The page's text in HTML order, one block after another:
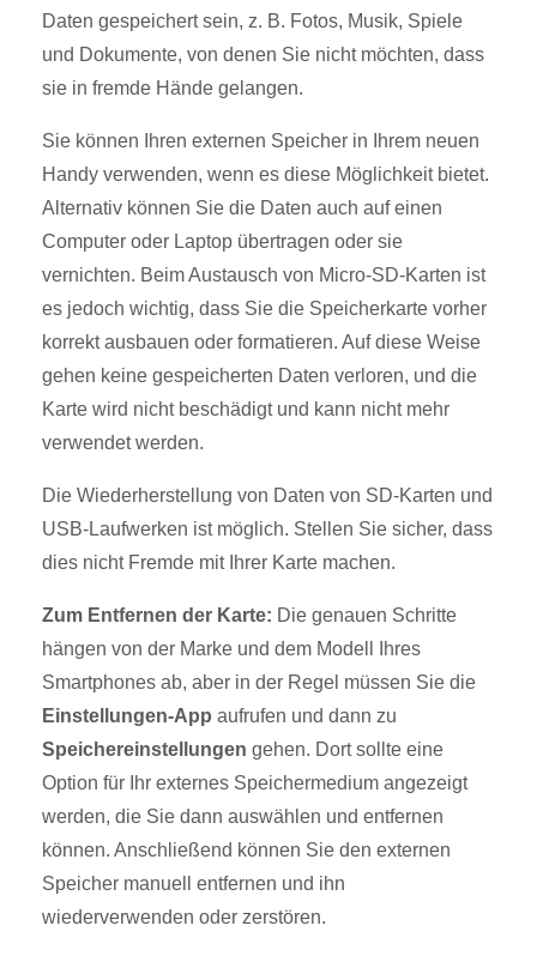
Daten gespeichert sein, z. B. Fotos, Musik, Spiele
und Dokumente, von denen Sie nicht möchten, dass
sie in fremde Hände gelangen.
Sie können Ihren externen Speicher in Ihrem neuen
Handy verwenden, wenn es diese Möglichkeit bietet.
Alternativ können Sie die Daten auch auf einen
Computer oder Laptop übertragen oder sie
vernichten. Beim Austausch von Micro-SD-Karten ist
es jedoch wichtig, dass Sie die Speicherkarte vorher
korrekt ausbauen oder formatieren. Auf diese Weise
gehen keine gespeicherten Daten verloren, und die
Karte wird nicht beschädigt und kann nicht mehr
verwendet werden.
Die Wiederherstellung von Daten von SD-Karten und
USB-Laufwerken ist möglich. Stellen Sie sicher, dass
dies nicht Fremde mit Ihrer Karte machen.
Zum Entfernen der Karte: Die genauen Schritte
hängen von der Marke und dem Modell Ihres
Smartphones ab, aber in der Regel müssen Sie die
Einstellungen-App aufrufen und dann zu
Speichereinstellungen gehen. Dort sollte eine
Option für Ihr externes Speichermedium angezeigt
werden, die Sie dann auswählen und entfernen
können. Anschließend können Sie den externen
Speicher manuell entfernen und ihn
wiederverwenden oder zerstören.